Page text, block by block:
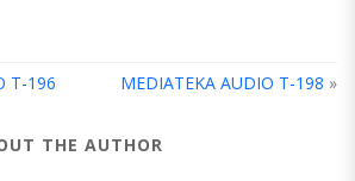
T-196 MEDIATEKA AUDIO T-198 »
THE AUTHOR